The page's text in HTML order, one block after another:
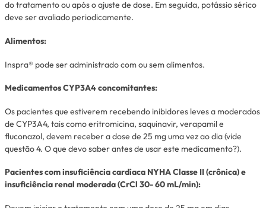
do tratamento ou após o ajuste de dose. Em seguida, potássio sérico
deve ser avaliado periodicamente.
Alimentos:
Inspra® pode ser administrado com ou sem alimentos.
Medicamentos CYP3A4 concomitantes:
Os pacientes que estiverem recebendo inibidores leves a moderados
de CYP3A4, tais como eritromicina, saquinavir, verapamil e
fluconazol, devem receber a dose de 25 mg uma vez ao dia (vide
questão 4. O que devo saber antes de usar este medicamento?).
Pacientes com insuficiência cardíaca NYHA Classe II (crônica) e
insuficiência renal moderada (CrCl 30- 60 mL/min):